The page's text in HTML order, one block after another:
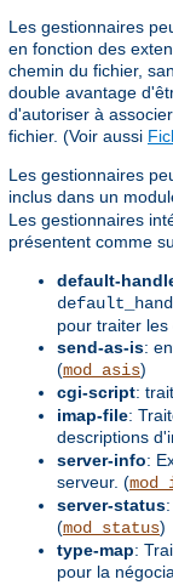
Les gestionnaires
en fonction des
chemin du fichier,
double avantage
d'autoriser à
fichier. (Voir aussi
Les gestionnaires
inclus dans un
Les gestionnaires
présentent comme
default-
pour traiter
send-as-is:
(mod_asis)
cgi-script:
imap-file:
descriptions
server-info:
serveur. (
server-status
(mod_status)
type-map:
pour la